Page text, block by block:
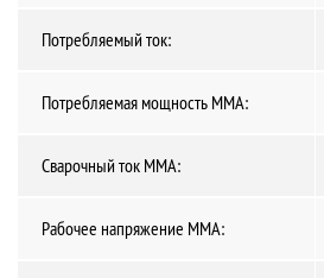
Потребляемый ток:
Потребляемая мощность ММА:
Сварочный ток MMA:
Рабочее напряжение ММА: